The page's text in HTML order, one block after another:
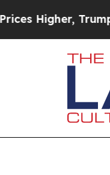
Gave